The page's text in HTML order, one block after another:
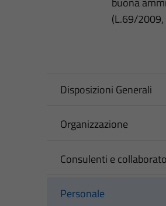
(L.69/
Disposizioni Generali
Organizzazione
Consulenti e
Personale